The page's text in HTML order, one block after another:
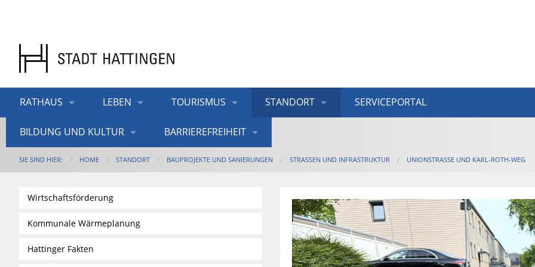
RATHAUS LEBEN TOURISMUS STANDORT SERVICEPORTAL
BILDUNG UND KULTUR BARRIEREFREIHEIT
SIE SIND HIER: HOME STANDORT BAUPROJEKTE UND SANIERUNGEN STRASSEN UND INFRASTRUKTUR UNIONSTRASSE UND KARL-ROTH-WEG
Wirtschaftsförderung
Kommunale Wärmeplanung
Hattinger Fakten